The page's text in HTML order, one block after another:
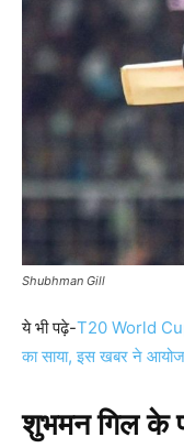
Shubhman Gill
ये भी पढ़े-T20 World
का साया, इस खबर ने
शुभमन गिल के